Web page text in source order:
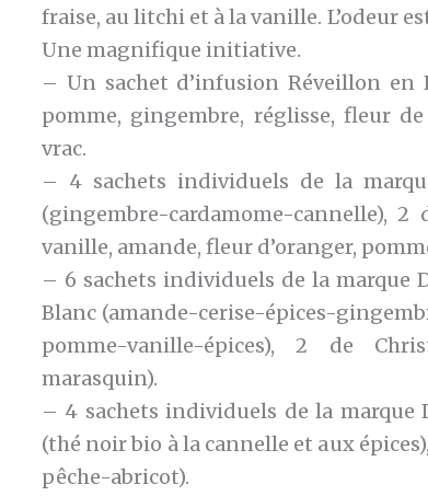
fraise, au litchi et à la vanille. L’odeur
Une magnifique initiative.
– Un sachet d’infusion Réveillon en
pomme, gingembre, réglisse, fleur
vrac.
– 4 sachets individuels de la
(gingembre-cardamome-cannelle),
vanille, amande, fleur d’oranger,
– 6 sachets individuels de la marque
Blanc (amande-cerise-épices-
pomme-vanille-épices), 2 de
marasquin).
– 4 sachets individuels de la marque
(thé noir bio à la cannelle et aux
pêche-abricot).